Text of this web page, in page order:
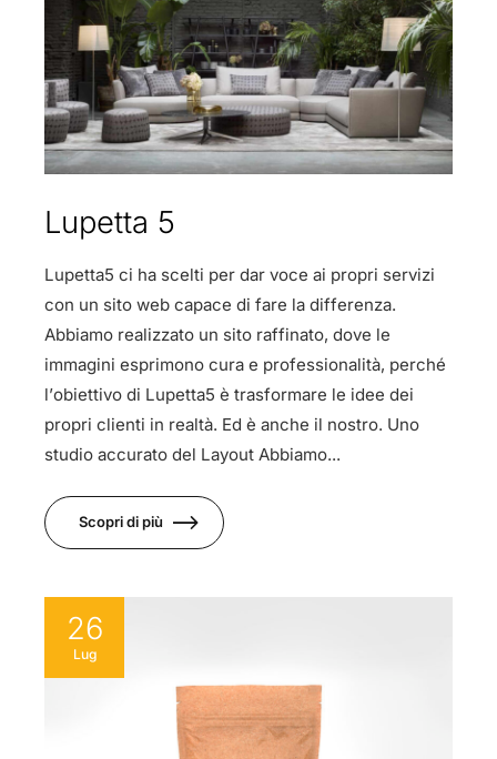
Lupetta 5
Lupetta5 ci ha scelti per dar voce ai propri servizi
con un sito web capace di fare la differenza.
Abbiamo realizzato un sito raffinato, dove le
immagini esprimono cura e professionalità, perché
l’obiettivo di Lupetta5 è trasformare le idee dei
propri clienti in realtà. Ed è anche il nostro. Uno
studio accurato del Layout Abbiamo...
Scopri di più
26
Lug